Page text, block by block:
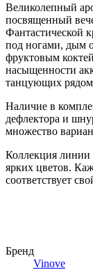
Великолепный
посвященный
Фантастической
под ногами, дым
фруктовым
насыщенности
танцующих
Наличие в
дефлектора и
множество
Коллекция линии
ярких цветов.
соответствует
Бренд
Vinove